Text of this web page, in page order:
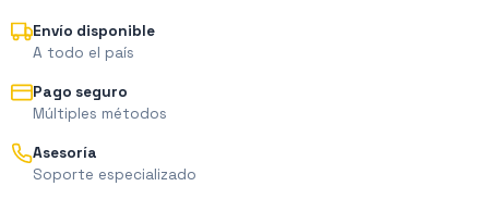
Envío disponible
A todo el país
Pago seguro
Múltiples métodos
Asesoría
Soporte especializado